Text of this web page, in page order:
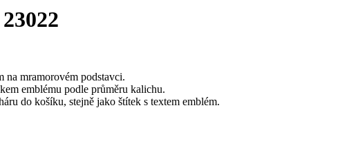
na mramorovém podstavci.
emblému podle průměru kalichu.
do košíku, stejně jako štítek s textem emblém.